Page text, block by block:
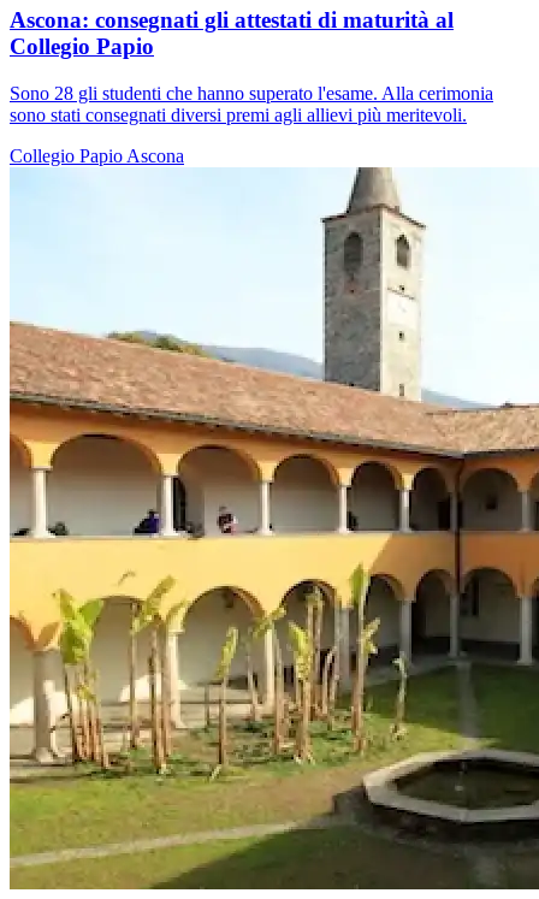
Ascona: consegnati gli attestati di maturità al
Collegio Papio
Sono 28 gli studenti che hanno superato l'esame. Alla cerimonia
sono stati consegnati diversi premi agli allievi più meritevoli.
Collegio Papio Ascona